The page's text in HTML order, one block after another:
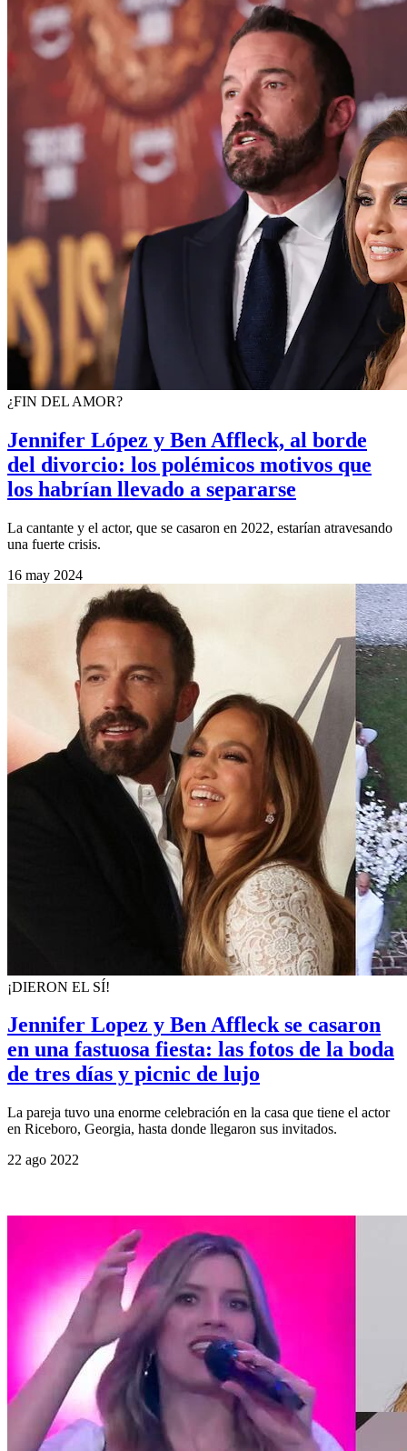
¿FIN DEL AMOR?
Jennifer López y Ben Affleck, al borde
del divorcio: los polémicos motivos que
los habrían llevado a separarse
La cantante y el actor, que se casaron en 2022, estarían atravesando
una fuerte crisis.
16 may 2024
¡DIERON EL SÍ!
Jennifer Lopez y Ben Affleck se casaron
en una fastuosa fiesta: las fotos de la boda
de tres días y picnic de lujo
La pareja tuvo una enorme celebración en la casa que tiene el actor
en Riceboro, Georgia, hasta donde llegaron sus invitados.
22 ago 2022